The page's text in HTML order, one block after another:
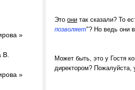
»
В.
»
Это они так сказали? То
позволяет"? Но ведь они
Может быть, это у Гостя
директором? Пожалуйста,